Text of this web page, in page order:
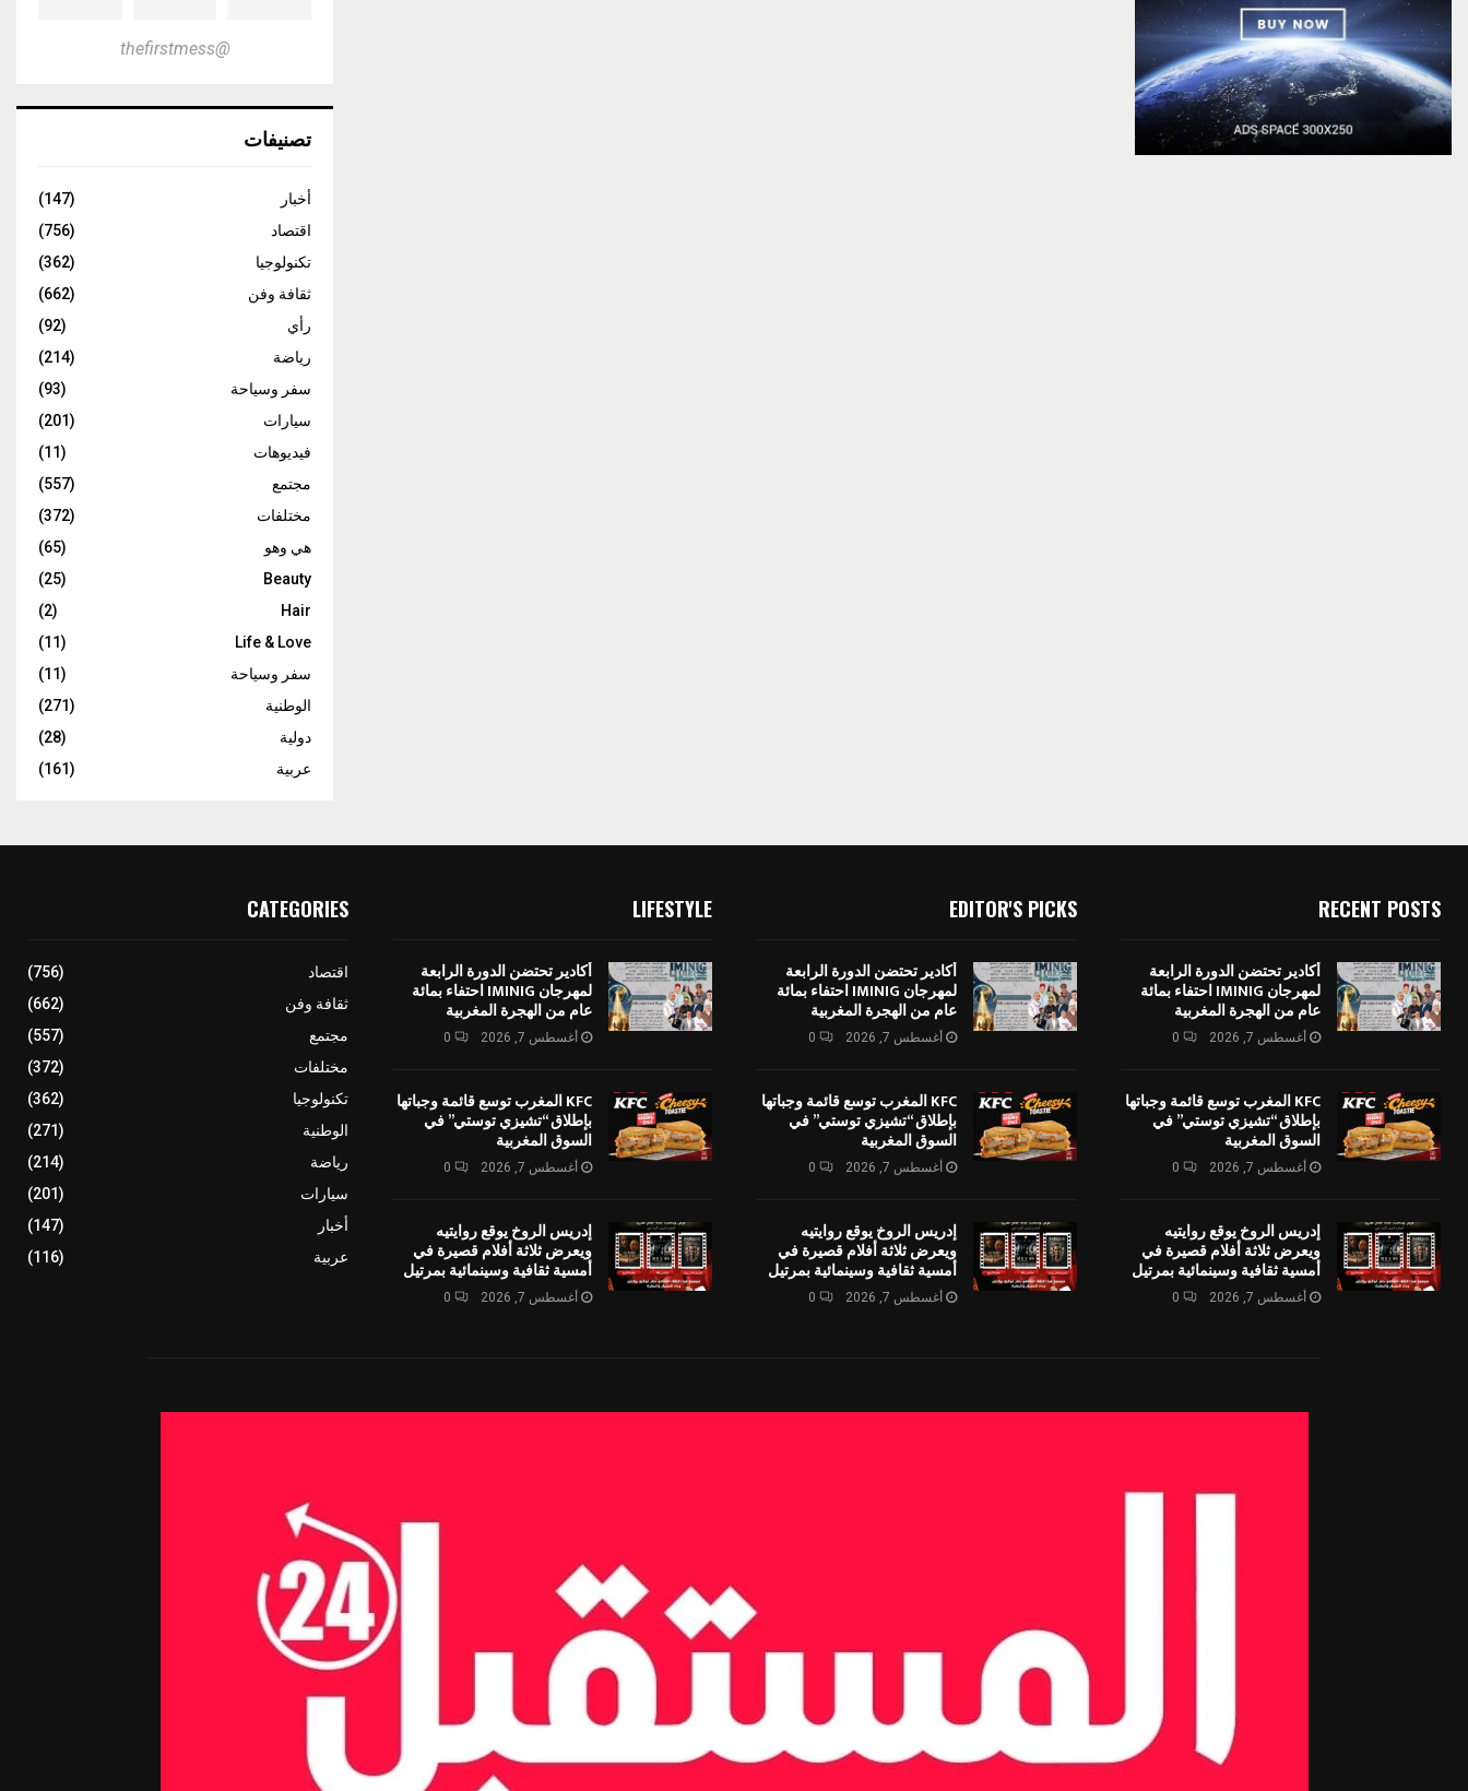
@thefirstmess
تصنيفات
أخبار
(147)
اقتصاد
(756)
تكنولوجيا
(362)
ثقافة وفن
(662)
رأي
(92)
رياضة
(214)
سفر وسياحة
(93)
سيارات
(201)
فيديوهات
(11)
مجتمع
(557)
مختلفات
(372)
هي وهو
(65)
Beauty
(25)
Hair
(2)
Life & Love
(11)
سفر وسياحة
(11)
الوطنية
(271)
دولية
(28)
عربية
(161)
RECENT POSTS
أكادير تحتضن الدورة الرابعة
لمهرجان IMINIG احتفاء بمائة
عام من الهجرة المغربية
أغسطس 7, 2026 0
KFC المغرب توسع قائمة وجباتها
بإطلاق “تشيزي توستي” في
السوق المغربية
أغسطس 7, 2026 0
إدريس الروخ يوقع روايتيه
ويعرض ثلاثة أفلام قصيرة في
أمسية ثقافية وسينمائية بمرتيل
أغسطس 7, 2026 0
EDITOR'S PICKS
أكادير تحتضن الدورة الرابعة
لمهرجان IMINIG احتفاء بمائة
عام من الهجرة المغربية
أغسطس 7, 2026 0
KFC المغرب توسع قائمة وجباتها
بإطلاق “تشيزي توستي” في
السوق المغربية
أغسطس 7, 2026 0
إدريس الروخ يوقع روايتيه
ويعرض ثلاثة أفلام قصيرة في
أمسية ثقافية وسينمائية بمرتيل
أغسطس 7, 2026 0
LIFESTYLE
أكادير تحتضن الدورة الرابعة
لمهرجان IMINIG احتفاء بمائة
عام من الهجرة المغربية
أغسطس 7, 2026 0
KFC المغرب توسع قائمة وجباتها
بإطلاق “تشيزي توستي” في
السوق المغربية
أغسطس 7, 2026 0
إدريس الروخ يوقع روايتيه
ويعرض ثلاثة أفلام قصيرة في
أمسية ثقافية وسينمائية بمرتيل
أغسطس 7, 2026 0
CATEGORIES
اقتصاد
(756)
ثقافة وفن
(662)
مجتمع
(557)
مختلفات
(372)
تكنولوجيا
(362)
الوطنية
(271)
رياضة
(214)
سيارات
(201)
أخبار
(147)
عربية
(116)